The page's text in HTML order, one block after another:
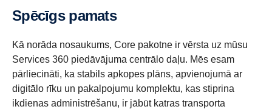
Spēcīgs pamats
Kā norāda nosaukums, Core pakotne ir vērsta uz mūsu
Services 360 piedāvājuma centrālo daļu. Mēs esam
pārliecināti, ka stabils apkopes plāns, apvienojumā ar
digitālo rīku un pakalpojumu komplektu, kas stiprina
ikdienas administrēšanu, ir jābūt katras transporta